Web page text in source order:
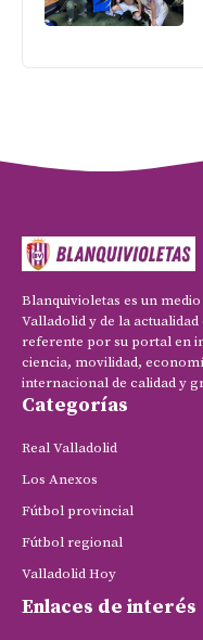
Blanquivioletas es un
Valladolid y de la
referente por su portal en
ciencia, movilidad,
internacional de calidad y
Categorías
Real Valladolid
Los Anexos
Fútbol provincial
Fútbol regional
Valladolid Hoy
Enlaces de interés